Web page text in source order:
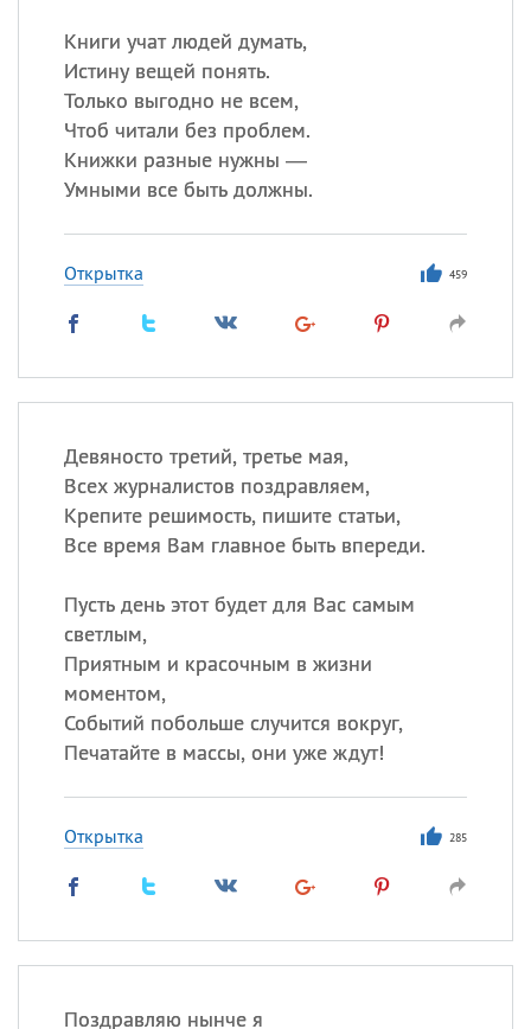
Книги учат людей думать,
Истину вещей понять.
Только выгодно не всем,
Чтоб читали без проблем.
Книжки разные нужны —
Умными все быть должны.
Открытка 459
Девяносто третий, третье мая,
Всех журналистов поздравляем,
Крепите решимость, пишите статьи,
Все время Вам главное быть впереди.
Пусть день этот будет для Вас самым
светлым,
Приятным и красочным в жизни
моментом,
Событий побольше случится вокруг,
Печатайте в массы, они уже ждут!
Открытка 285
Поздравляю нынче я